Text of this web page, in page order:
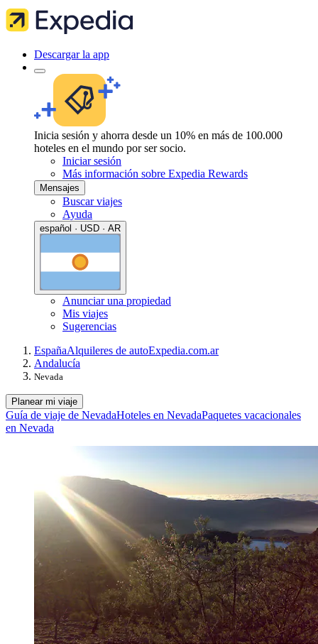
Descargar la app
Inicia sesión y ahorra desde un 10% en más de 100.000
hoteles en el mundo por ser socio.
Iniciar sesión
Más información sobre Expedia Rewards
Mensajes
Buscar viajes
Ayuda
español · USD · AR
Anunciar una propiedad
Mis viajes
Sugerencias
EspañaAlquileres de autoExpedia.com.ar
Andalucía
Nevada
Planear mi viaje
Guía de viaje de NevadaHoteles en NevadaPaquetes vacacionales
en Nevada